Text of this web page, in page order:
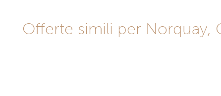
Offerte simili per Norquay,